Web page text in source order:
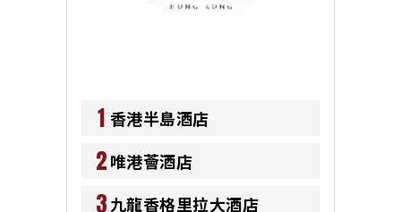
1 香港半島酒店
2唯港薈酒店
3九龍香格里拉大酒店